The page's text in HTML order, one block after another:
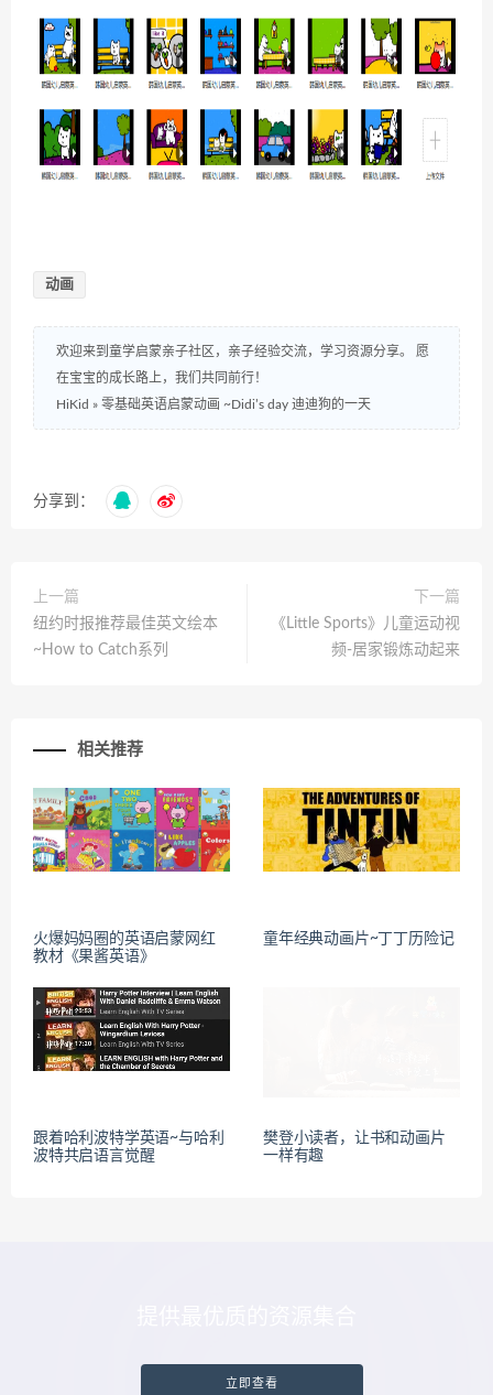
动画
欢迎来到童学启蒙亲子社区，亲子经验交流，学习资源分享。 愿
在宝宝的成长路上，我们共同前行！
HiKid » 零基础英语启蒙动画 ~Didi’s day 迪迪狗的一天
分享到：
上一篇
纽约时报推荐最佳英文绘本
~How to Catch系列
下一篇
《Little Sports》儿童运动视
频-居家锻炼动起来
相关推荐
火爆妈妈圈的英语启蒙网红
教材《果酱英语》
童年经典动画片~丁丁历险记
跟着哈利波特学英语~与哈利
波特共启语言觉醒
樊登小读者，让书和动画片
一样有趣
立即查看